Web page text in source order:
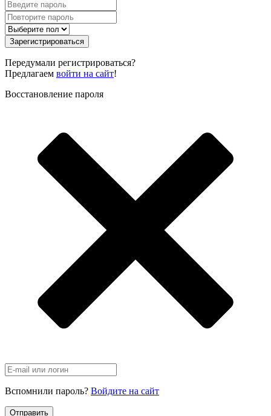
Зарегистрироваться
Передумали регистрироваться?
Предлагаем войти на сайт!
Восстановление пароля
Вспомнили пароль? Войдите на сайт
Отправить